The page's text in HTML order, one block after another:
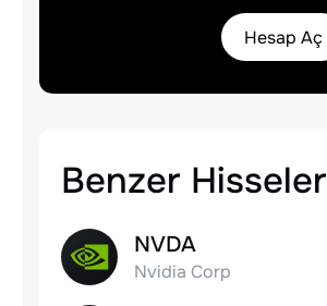
Hesap Aç
Benzer Hisseler
NVDA
Nvidia Corp